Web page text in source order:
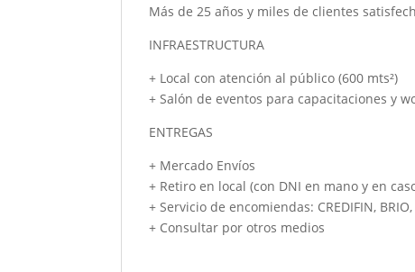
Más de 25 años y miles de clientes
INFRAESTRUCTURA
+ Local con atención al público (600 mts²)
+ Salón de eventos para capacitaciones y
ENTREGAS
+ Mercado Envíos
+ Retiro en local (con DNI en mano y en
+ Servicio de encomiendas: CREDIFIN, BRIO,
+ Consultar por otros medios